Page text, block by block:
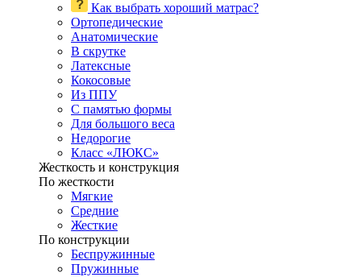
Как выбрать хороший матрас?
Ортопедические
Анатомические
В скрутке
Латексные
Кокосовые
Из ППУ
С памятью формы
Для большого веса
Недорогие
Класс «ЛЮКС»
Жесткость и конструкция
По жесткости
Мягкие
Средние
Жесткие
По конструкции
Беспружинные
Пружинные